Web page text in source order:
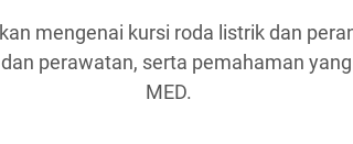
mengenai kursi roda listrik dan
perawatan, serta pemahaman
MED.